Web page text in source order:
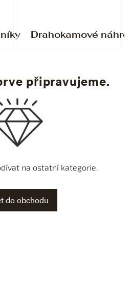
Drahokamové
připravujeme.
na ostatní kategorie.
do obchodu